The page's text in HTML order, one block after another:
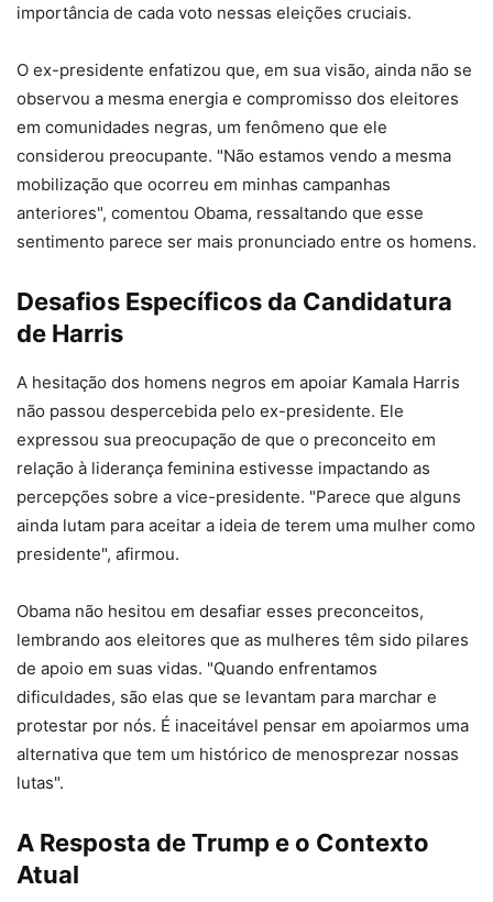
importância de cada voto nessas eleições cruciais.
O ex-presidente enfatizou que, em sua visão, ainda não se
observou a mesma energia e compromisso dos eleitores
em comunidades negras, um fenômeno que ele
considerou preocupante. "Não estamos vendo a mesma
mobilização que ocorreu em minhas campanhas
anteriores", comentou Obama, ressaltando que esse
sentimento parece ser mais pronunciado entre os homens.
Desafios Específicos da Candidatura
de Harris
A hesitação dos homens negros em apoiar Kamala Harris
não passou despercebida pelo ex-presidente. Ele
expressou sua preocupação de que o preconceito em
relação à liderança feminina estivesse impactando as
percepções sobre a vice-presidente. "Parece que alguns
ainda lutam para aceitar a ideia de terem uma mulher como
presidente", afirmou.
Obama não hesitou em desafiar esses preconceitos,
lembrando aos eleitores que as mulheres têm sido pilares
de apoio em suas vidas. "Quando enfrentamos
dificuldades, são elas que se levantam para marchar e
protestar por nós. É inaceitável pensar em apoiarmos uma
alternativa que tem um histórico de menosprezar nossas
lutas".
A Resposta de Trump e o Contexto
Atual